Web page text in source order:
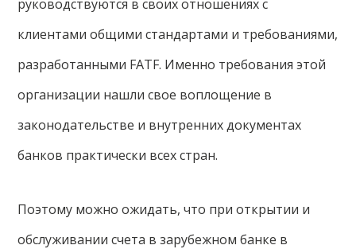
руководствуются в своих отношениях с
клиентами общими стандартами и требованиями,
разработанными FATF. Именно требования этой
организации нашли свое воплощение в
законодательстве и внутренних документах
банков практически всех стран.
Поэтому можно ожидать, что при открытии и
обслуживании счета в зарубежном банке в